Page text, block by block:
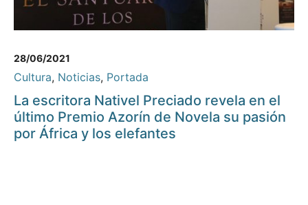
28/06/2021
Cultura, Noticias, Portada
La escritora Nativel Preciado revela en el
último Premio Azorín de Novela su pasión
por África y los elefantes